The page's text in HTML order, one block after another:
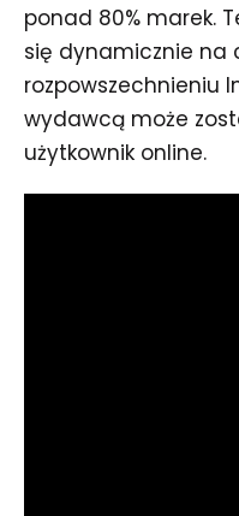
ponad 80% marek.
się dynamicznie na
rozpowszechnieniu
wydawcą może
użytkownik online.